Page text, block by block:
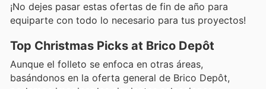
¡No dejes pasar estas ofertas de fin de año para
equiparte con todo lo necesario para tus proyectos!
Top Christmas Picks at Brico Depôt
Aunque el folleto se enfoca en otras áreas,
basándonos en la oferta general de Brico Depôt,